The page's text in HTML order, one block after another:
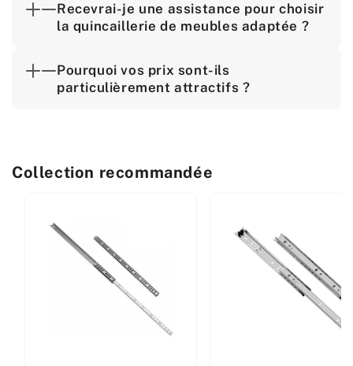
Recevrai-je une assistance pour choisir
la quincaillerie de meubles adaptée ?
Pourquoi vos prix sont-ils
particulièrement attractifs ?
Collection recommandée